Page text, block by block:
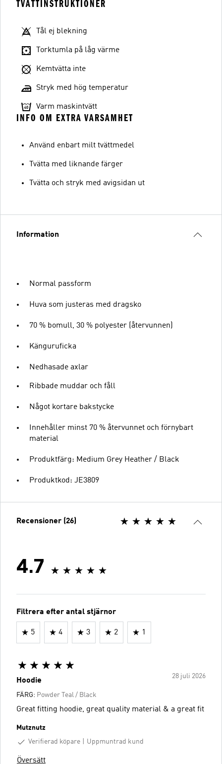
TVÄTTINSTRUKTIONER
Tål ej blekning
Torktumla på låg värme
Kemtvätta inte
Stryk med hög temperatur
Varm maskintvätt
INFO OM EXTRA VARSAMHET
Använd enbart milt tvättmedel
Tvätta med liknande färger
Tvätta och stryk med avigsidan ut
Information
Normal passform
Huva som justeras med dragsko
70 % bomull, 30 % polyester (återvunnen)
Känguruficka
Nedhasade axlar
Ribbade muddar och fåll
Något kortare bakstycke
Innehåller minst 70 % återvunnet och förnybart
material
Produktfärg: Medium Grey Heather / Black
Produktkod: JE3809
Recensioner (26)
4.7
Filtrera efter antal stjärnor
5 4 3 2 1
28 juli 2026
Hoodie
FÄRG: Powder Teal / Black
Great fitting hoodie, great quality material & a great fit
Mutznutz
Verifierad köpare
Uppmuntrad kund
Översätt